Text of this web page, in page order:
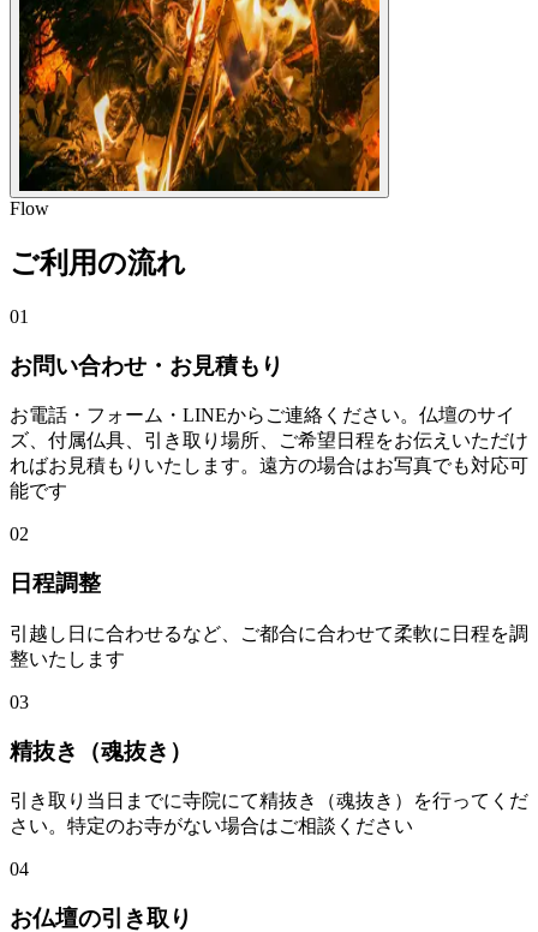
Flow
ご利用の流れ
01
お問い合わせ・お見積もり
お電話・フォーム・LINEからご連絡ください。仏壇のサイ
ズ、付属仏具、引き取り場所、ご希望日程をお伝えいただけ
ればお見積もりいたします。遠方の場合はお写真でも対応可
能です
02
日程調整
引越し日に合わせるなど、ご都合に合わせて柔軟に日程を調
整いたします
03
精抜き（魂抜き）
引き取り当日までに寺院にて精抜き（魂抜き）を行ってくだ
さい。特定のお寺がない場合はご相談ください
04
お仏壇の引き取り